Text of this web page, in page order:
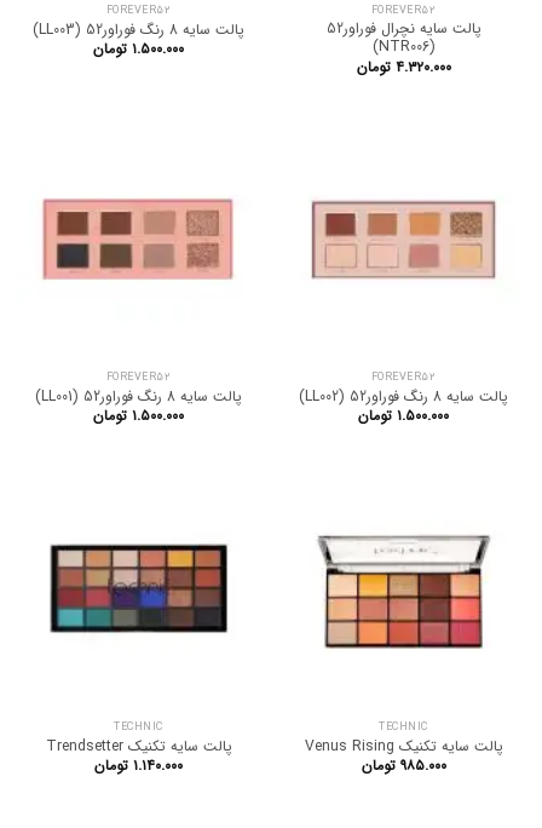
FOREVER52
پالت سایه نچرال فوراور52
(NTR006)
۴.۳۲۰.۰۰۰ تومان
FOREVER52
پالت سایه 8 رنگ فوراور52 (LL003)
۱.۵۰۰.۰۰۰ تومان
FOREVER52
پالت سایه 8 رنگ فوراور52 (LL002)
۱.۵۰۰.۰۰۰ تومان
FOREVER52
پالت سایه 8 رنگ فوراور52 (LL001)
۱.۵۰۰.۰۰۰ تومان
TECHNIC
پالت سایه تکنیک Venus Rising
۹۸۵.۰۰۰ تومان
TECHNIC
پالت سایه تکنیک Trendsetter
۱.۱۴۰.۰۰۰ تومان